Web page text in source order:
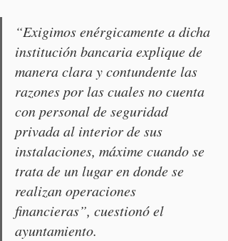
“Exigimos enérgicamente a dicha
institución bancaria explique de
manera clara y contundente las
razones por las cuales no cuenta
con personal de seguridad
privada al interior de sus
instalaciones, máxime cuando se
trata de un lugar en donde se
realizan operaciones
financieras”, cuestionó el
ayuntamiento.